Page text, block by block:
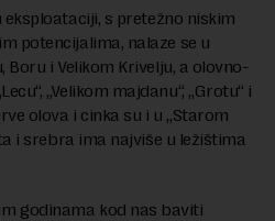
s pretežno niskim
potencijalima, nalaze se u
i Velikom Krivelju, a olovno-
„Velikom majdanu“, „Grotu“ i
olova i cinka su i u „Starom
i srebra ima najviše u ležištima
godinama kod nas baviti